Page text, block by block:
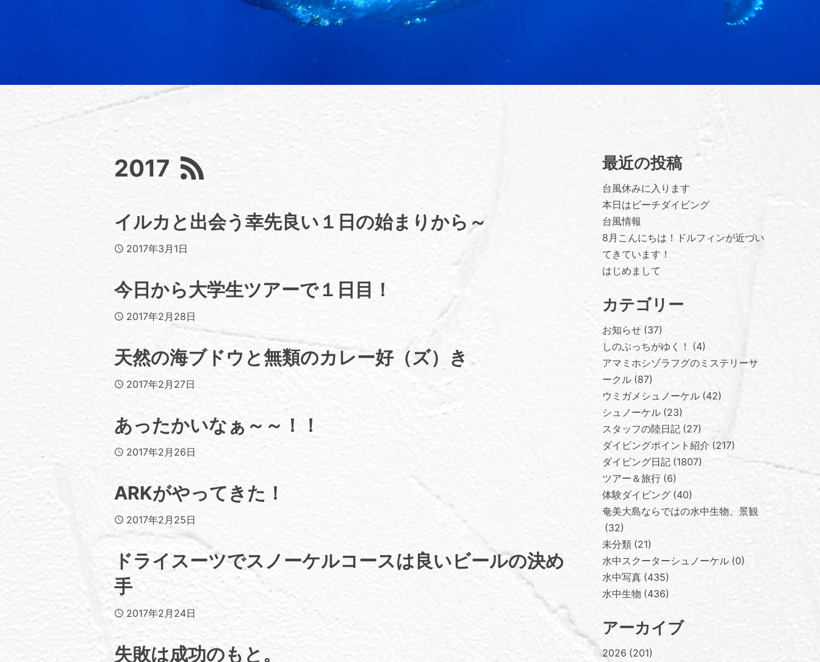
2017
イルカと出会う幸先良い１日の始まりから～
Published
2017年3月1日
今日から大学生ツアーで１日目！
Published
2017年2月28日
天然の海ブドウと無類のカレー好（ズ）き
Published
2017年2月27日
あったかいなぁ～～！！
Published
2017年2月26日
ARKがやってきた！
Published
2017年2月25日
ドライスーツでスノーケルコースは良いビールの決め
手
Published
2017年2月24日
失敗は成功のもと。
最近の投稿
台風休みに入ります
本日はビーチダイビング
台風情報
8月こんにちは！ドルフィンが近づい
てきています！
はじめまして
カテゴリー
お知らせ 37
しのぶっちがゆく！
4
アマミホシゾラフグのミステリーサ
ークル 87
ウミガメシュノーケル 42
シュノーケル 23
スタッフの陸日記 27
ダイビングポイント紹介 217
ダイビング日記 1807
ツアー＆旅行 6
体験ダイビング 40
奄美大島ならではの水中生物、景観
32
未分類 21
水中スクーターシュノーケル 0
水中写真 435
水中生物 436
アーカイブ
2026 201